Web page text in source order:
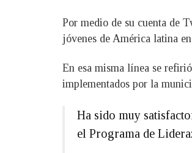
Por medio de su cuenta de
jóvenes de América latina
En esa misma línea se
implementados por la
Ha sido muy
el Programa de